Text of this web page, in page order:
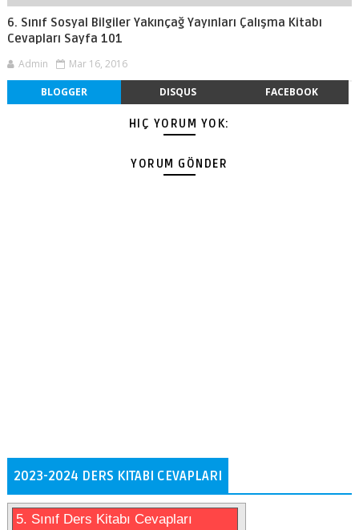
6. Sınıf Sosyal Bilgiler Yakınçağ Yayınları Çalışma Kitabı
Cevapları Sayfa 101
Admin Mar 16, 2016
BLOGGER DISQUS FACEBOOK
HIÇ YORUM YOK:
YORUM GÖNDER
2023-2024 DERS KITABI CEVAPLARI
5. Sınıf Ders Kitabı Cevapları